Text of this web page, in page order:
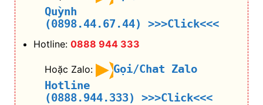
Quỳnh
(0898.44.67.44)
>>>Click<<<
Hotline: 0888 944 333
Hoặc Zalo:
Gọi/Chat Zalo
Hotline
(0888.944.333)
>>>Click<<<